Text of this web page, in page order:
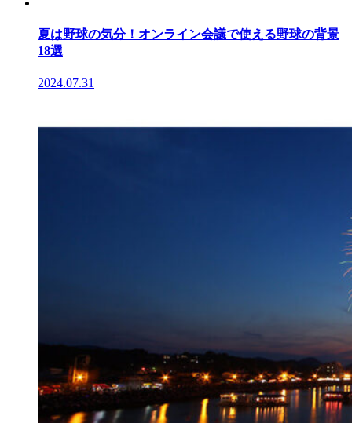
夏は野球の気分！オンライン会議で使える野球の背景
18選
2024.07.31